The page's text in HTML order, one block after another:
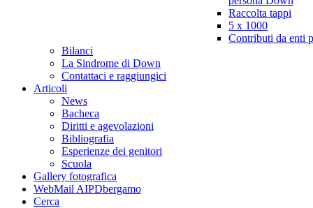
Raccolta tappi
5 x 1000
Contributi da enti
Bilanci
La Sindrome di Down
Contattaci e raggiungici
Articoli
News
Bacheca
Diritti e agevolazioni
Bibliografia
Esperienze dei genitori
Scuola
Gallery fotografica
WebMail AIPDbergamo
Cerca